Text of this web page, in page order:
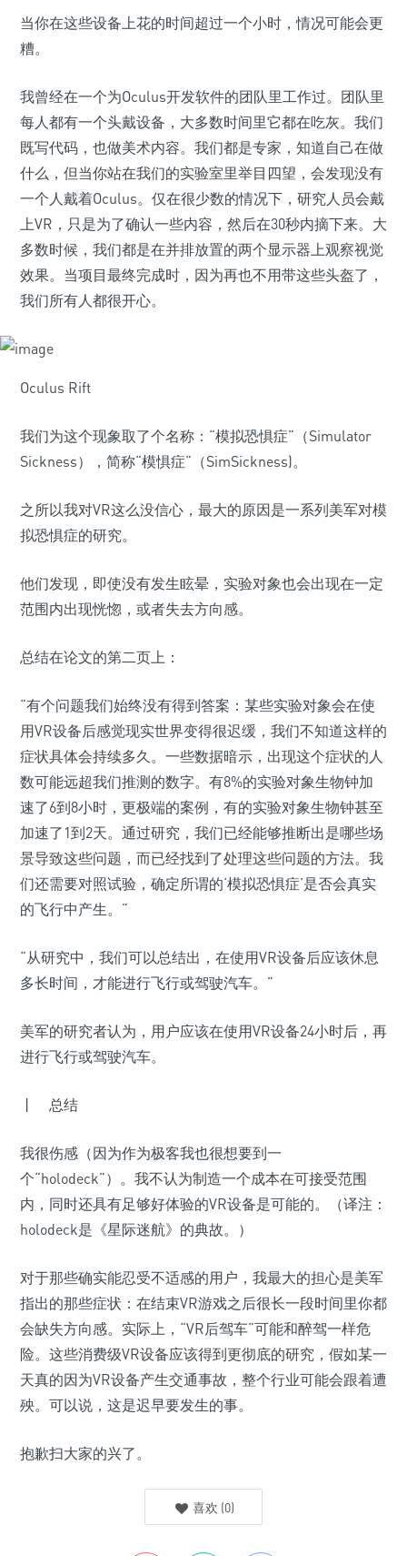
当你在这些设备上花的时间超过一个小时，情况可能会更
糟。
我曾经在一个为Oculus开发软件的团队里工作过。团队里
每人都有一个头戴设备，大多数时间里它都在吃灰。我们
既写代码，也做美术内容。我们都是专家，知道自己在做
什么，但当你站在我们的实验室里举目四望，会发现没有
一个人戴着Oculus。仅在很少数的情况下，研究人员会戴
上VR，只是为了确认一些内容，然后在30秒内摘下来。大
多数时候，我们都是在并排放置的两个显示器上观察视觉
效果。当项目最终完成时，因为再也不用带这些头盔了，
我们所有人都很开心。
Oculus Rift
我们为这个现象取了个名称：“模拟恐惧症”（Simulator
Sickness），简称“模惧症”（SimSickness)。
之所以我对VR这么没信心，最大的原因是一系列美军对模
拟恐惧症的研究。
他们发现，即使没有发生眩晕，实验对象也会出现在一定
范围内出现恍惚，或者失去方向感。
总结在论文的第二页上：
“有个问题我们始终没有得到答案：某些实验对象会在使
用VR设备后感觉现实世界变得很迟缓，我们不知道这样的
症状具体会持续多久。一些数据暗示，出现这个症状的人
数可能远超我们推测的数字。有8%的实验对象生物钟加
速了6到8小时，更极端的案例，有的实验对象生物钟甚至
加速了1到2天。通过研究，我们已经能够推断出是哪些场
景导致这些问题，而已经找到了处理这些问题的方法。我
们还需要对照试验，确定所谓的‘模拟恐惧症’是否会真实
的飞行中产生。”
“从研究中，我们可以总结出，在使用VR设备后应该休息
多长时间，才能进行飞行或驾驶汽车。”
美军的研究者认为，用户应该在使用VR设备24小时后，再
进行飞行或驾驶汽车。
丨 总结
我很伤感（因为作为极客我也很想要到一
个“holodeck”）。我不认为制造一个成本在可接受范围
内，同时还具有足够好体验的VR设备是可能的。（译注：
holodeck是《星际迷航》的典故。）
对于那些确实能忍受不适感的用户，我最大的担心是美军
指出的那些症状：在结束VR游戏之后很长一段时间里你都
会缺失方向感。实际上，“VR后驾车”可能和醉驾一样危
险。这些消费级VR设备应该得到更彻底的研究，假如某一
天真的因为VR设备产生交通事故，整个行业可能会跟着遭
殃。可以说，这是迟早要发生的事。
抱歉扫大家的兴了。
喜欢 (0)